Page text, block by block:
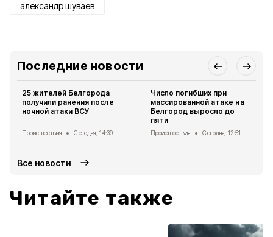
александр шуваев
Последние новости
25 жителей Белгорода
получили ранения после
ночной атаки ВСУ
Происшествия Сегодня, 14:39
Число погибших при
массированной атаке на
Белгород выросло до
пяти
Происшествия Сегодня, 12:51
Все новости
Читайте также